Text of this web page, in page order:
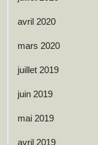
avril 2020
mars 2020
juillet 2019
juin 2019
mai 2019
avril 2019